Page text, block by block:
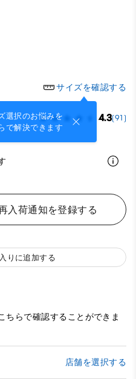
サイズを確認する
選択のお悩みを
で解決できます
4.3(91)
入荷通知を登録する
りに追加する
ちらで確認することができま
店舗を選択する